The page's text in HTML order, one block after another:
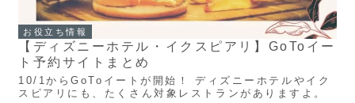
お役立ち情報
【ディズニーホテル・イクスピアリ】GoToイー
ト予約サイトまとめ
10/1からGoToイートが開始！ ディズニーホテルやイク
スピアリにも、たくさん対象レストランがありますよ。